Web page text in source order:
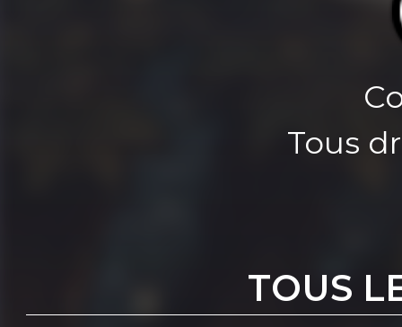
Tous
TOUS